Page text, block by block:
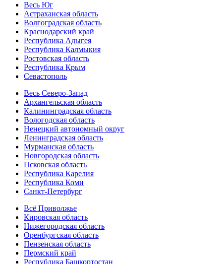
Весь Юг
Астраханская область
Волгоградская область
Краснодарский край
Республика Адыгея
Республика Калмыкия
Ростовская область
Республика Крым
Севастополь
Весь Северо-Запад
Архангельская область
Калининградская область
Вологодская область
Ненецкий автономный округ
Ленинградская область
Мурманская область
Новгородская область
Псковская область
Республика Карелия
Республика Коми
Санкт-Петербург
Всё Приволжье
Кировская область
Нижегородская область
Оренбургская область
Пензенская область
Пермский край
Республика Башкортостан